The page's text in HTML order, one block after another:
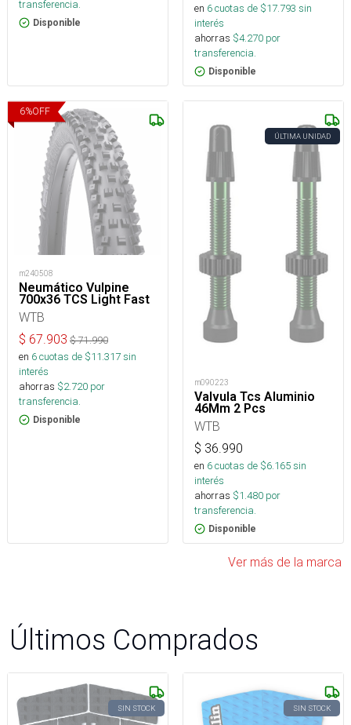
transferencia.
Disponible
en 6cuotas de $17.793 sin
interés
ahorras $4.270 por
transferencia.
Disponible
6%OFF
m240508
Neumático Vulpine
700x36 TCS Light Fast
WTB
$ 67.903 $71.990
en 6cuotas de $11.317sin
interés
ahorras $2.720 por
transferencia.
Disponible
ÚLTIMA UNIDAD
m090223
Valvula Tcs Aluminio
46Mm 2 Pcs
WTB
$ 36.990
en 6cuotas de $6.165sin
interés
ahorras $1.480 por
transferencia.
Disponible
Ver más de la marca
Últimos Comprados
SIN STOCK SIN STOCK